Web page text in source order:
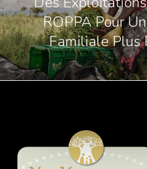
ROPPA Pour
Familiale Plus